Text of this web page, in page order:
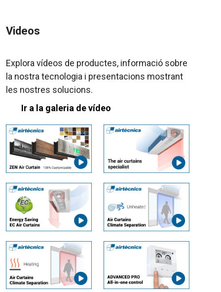
Videos
Explora vídeos de productes, informació sobre
la nostra tecnologia i presentacions mostrant
les nostres solucions.
Ir a la galeria de vídeo